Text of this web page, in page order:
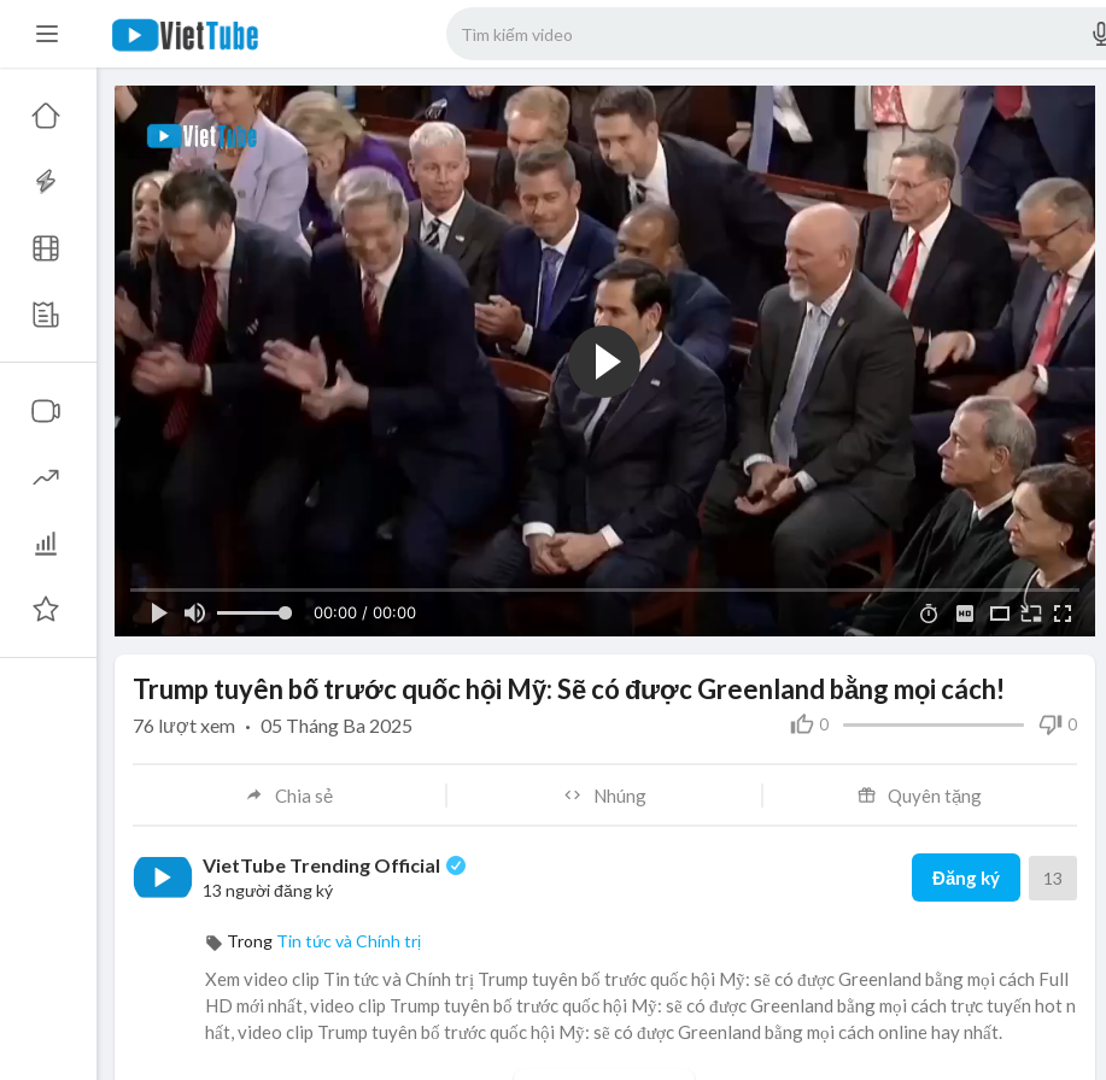
00:00 / 00:00
Trump tuyên bố trước quốc hội Mỹ: Sẽ có được Greenland bằng mọi cách!
0 0
76 lượt xem · 05 Tháng Ba 2025
Chia sẻ Nhúng Quyên tặng
VietTube Trending Official
13 người đăng ký
Đăng ký 13
Trong Tin tức và Chính trị
Xem video clip Tin tức và Chính trị Trump tuyên bố trước quốc hội Mỹ: sẽ có được Greenland bằng mọi cách Full
HD mới nhất, video clip Trump tuyên bố trước quốc hội Mỹ: sẽ có được Greenland bằng mọi cách trực tuyến hot n
hất, video clip Trump tuyên bố trước quốc hội Mỹ: sẽ có được Greenland bằng mọi cách online hay nhất.